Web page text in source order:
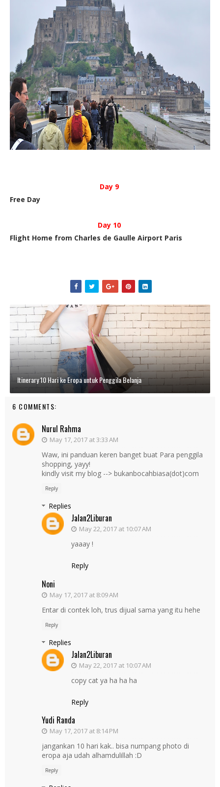
Day 9
Free Day
Day 10
Flight Home from Charles de Gaulle Airport Paris
Itinerary 10 Hari ke Eropa untuk Penggila Belanja
6 COMMENTS:
Nurul Rahma
May 17, 2017 at 3:33 AM
Waw, ini panduan keren banget buat Para penggila
shopping, yayy!
kindly visit my blog --> bukanbocahbiasa(dot)com
Reply
Replies
Jalan2Liburan
May 22, 2017 at 10:07 AM
yaaay !
Reply
Noni
May 17, 2017 at 8:09 AM
Entar di contek loh, trus dijual sama yang itu hehe
Reply
Replies
Jalan2Liburan
May 22, 2017 at 10:07 AM
copy cat ya ha ha ha
Reply
Yudi Randa
May 17, 2017 at 8:14 PM
jangankan 10 hari kak.. bisa numpang photo di
eropa aja udah alhamdulillah :D
Reply